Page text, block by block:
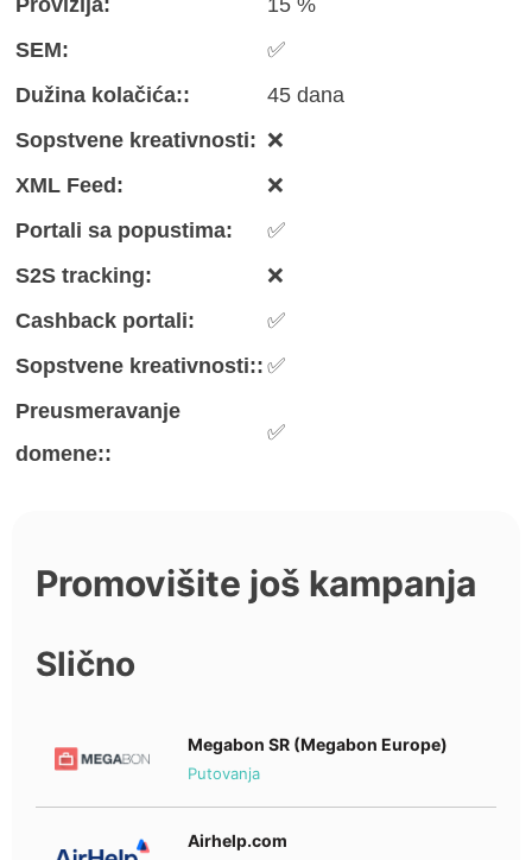
Provizija:
15 %
SEM:
✅
Dužina kolačića::
45 dana
Sopstvene kreativnosti: ❌
XML Feed:
❌
Portali sa popustima:
✅
S2S tracking:
❌
Cashback portali:
✅
Sopstvene kreativnosti:: ✅
Preusmeravanje
domene::
✅
Promovišite još kampanja
Slično
Megabon SR (Megabon Europe)
Putovanja
Airhelp.com